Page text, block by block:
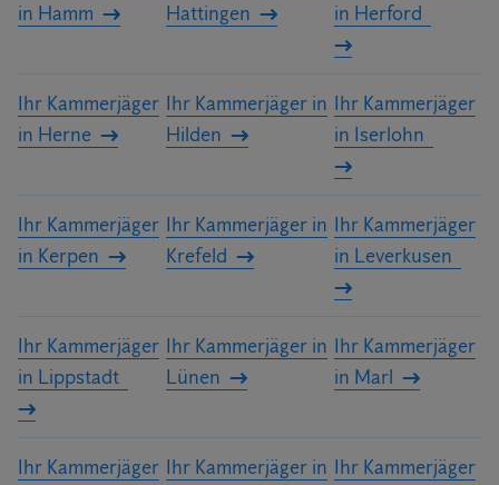
in Hamm
Hattingen
in Herford
Ihr Kammerjäger
in Herne
Ihr Kammerjäger in
Hilden
Ihr Kammerjäger
in Iserlohn
Ihr Kammerjäger
in Kerpen
Ihr Kammerjäger in
Krefeld
Ihr Kammerjäger
in Leverkusen
Ihr Kammerjäger
in Lippstadt
Ihr Kammerjäger in
Lünen
Ihr Kammerjäger
in Marl
Ihr Kammerjäger Ihr Kammerjäger in Ihr Kammerjäger